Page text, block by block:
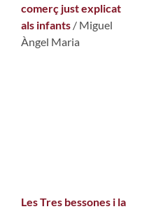
comerç just explicat
als infants / Miguel
Àngel Maria
Les Tres bessones i la